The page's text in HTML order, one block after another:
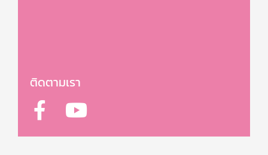
ติดตามเรา
F
a
c
Y
o
u